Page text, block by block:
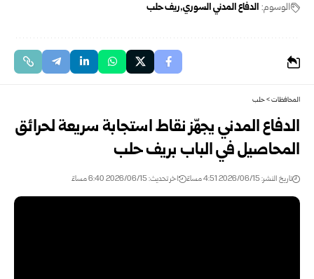
الوسوم: الدفاع المدني السوري ريف حلب
المحافظات>حلب
الدفاع المدني يجهّز نقاط استجابة سريعة لحرائق
المحاصيل في الباب بريف حلب
تاريخ النشر: 2026/06/15 4:51 مساءً اخر تحديث: 2026/06/15 6:40 مساءً